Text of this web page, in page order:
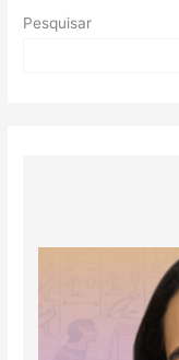
então
Pesquisar